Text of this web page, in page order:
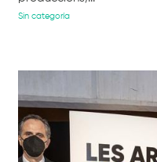
Sin categoría